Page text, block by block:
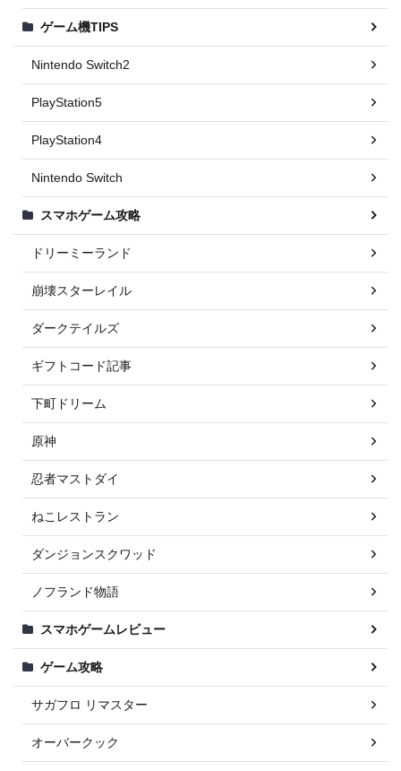
ゲーム機TIPS
Nintendo Switch2
PlayStation5
PlayStation4
Nintendo Switch
スマホゲーム攻略
ドリーミーランド
崩壊スターレイル
ダークテイルズ
ギフトコード記事
下町ドリーム
原神
忍者マストダイ
ねこレストラン
ダンジョンスクワッド
ノフランド物語
スマホゲームレビュー
ゲーム攻略
サガフロ リマスター
オーバークック